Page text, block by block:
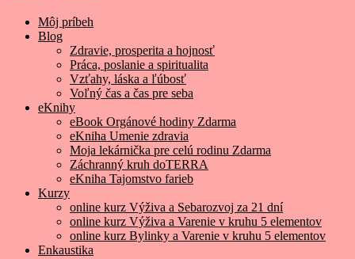
Môj príbeh
Blog
Zdravie, prosperita a hojnosť
Práca, poslanie a spiritualita
Vzťahy, láska a ľúbosť
Voľný čas a čas pre seba
eKnihy
eBook Orgánové hodiny Zdarma
eKniha Umenie zdravia
Moja lekárnička pre celú rodinu Zdarma
Záchranný kruh doTERRA
eKniha Tajomstvo farieb
Kurzy
online kurz Výživa a Sebarozvoj za 21 dní
online kurz Výživa a Varenie v kruhu 5 elementov
online kurz Bylinky a Varenie v kruhu 5 elementov
Enkaustika